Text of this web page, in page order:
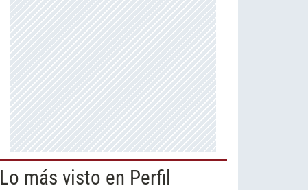
Lo más visto en Perfil